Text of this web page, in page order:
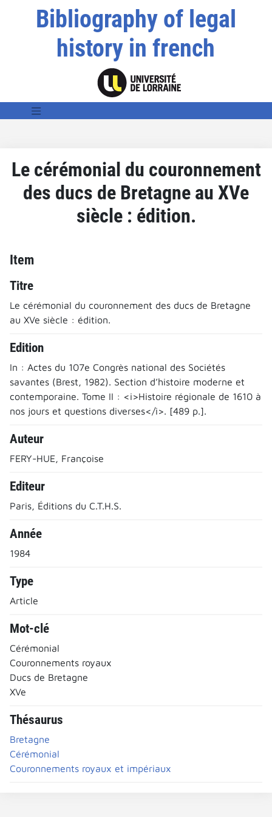
Bibliography of legal
history in french
Le cérémonial du couronnement
des ducs de Bretagne au XVe
siècle : édition.
Item
Titre
Le cérémonial du couronnement des ducs de Bretagne
au XVe siècle : édition.
Edition
In : Actes du 107e Congrès national des Sociétés
savantes (Brest, 1982). Section d’histoire moderne et
contemporaine. Tome II : <i>Histoire régionale de 1610 à
nos jours et questions diverses</i>. [489 p.].
Auteur
FERY-HUE, Françoise
Editeur
Paris, Éditions du C.T.H.S.
Année
1984
Type
Article
Mot-clé
Cérémonial
Couronnements royaux
Ducs de Bretagne
XVe
Thésaurus
Bretagne
Cérémonial
Couronnements royaux et impériaux